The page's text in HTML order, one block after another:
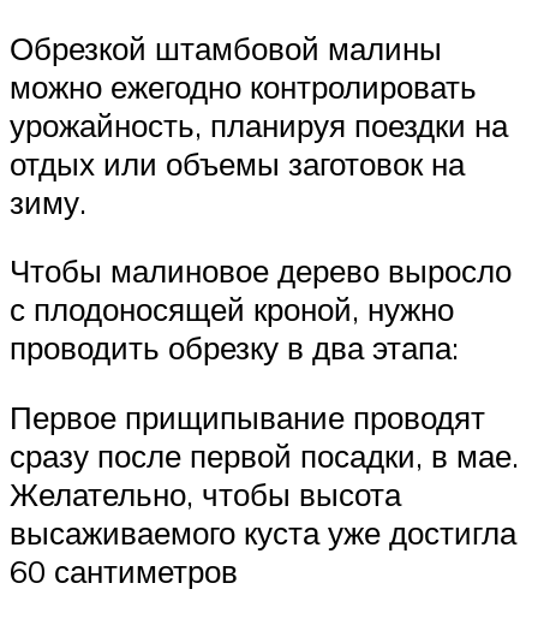
Обрезкой штамбовой малины
можно ежегодно контролировать
урожайность, планируя поездки на
отдых или объемы заготовок на
зиму.
Чтобы малиновое дерево выросло
с плодоносящей кроной, нужно
проводить обрезку в два этапа:
Первое прищипывание проводят
сразу после первой посадки, в мае.
Желательно, чтобы высота
высаживаемого куста уже достигла
60 сантиметров